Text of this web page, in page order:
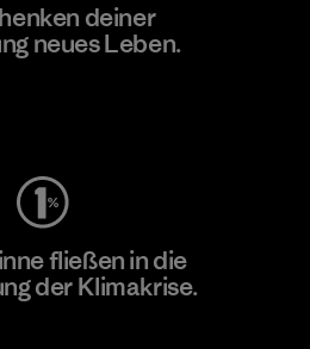
deiner
neues Leben.
fließen in die
der Klimakrise.